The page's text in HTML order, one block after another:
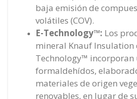
baja emisión de
volátiles (COV).
E-Technology™: Los
mineral Knauf Insulation
Technology™ incorporan
formaldehídos,
materiales de origen
renovables, en lugar de